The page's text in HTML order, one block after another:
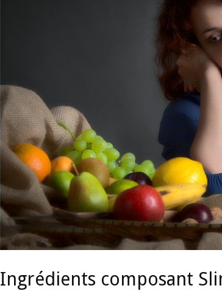
Ingrédients composant